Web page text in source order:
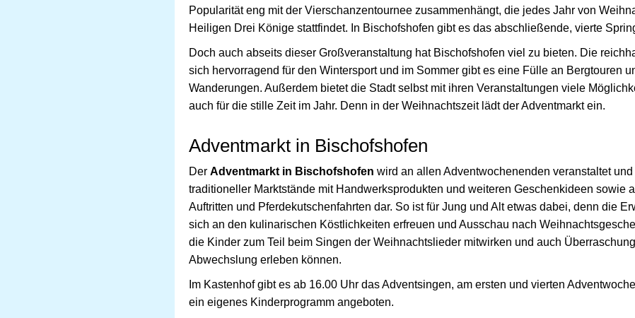
Popularität eng mit der Vierschanzentournee zusammenhängt, die jedes Jahr von
Heiligen Drei Könige stattfindet. In Bischofshofen gibt es das abschließende, vierte
Doch auch abseits dieser Großveranstaltung hat Bischofshofen viel zu bieten. Die
sich hervorragend für den Wintersport und im Sommer gibt es eine Fülle an Bergtouren
Wanderungen. Außerdem bietet die Stadt selbst mit ihren Veranstaltungen viele
auch für die stille Zeit im Jahr. Denn in der Weihnachtszeit lädt der Adventmarkt ein.
Adventmarkt in Bischofshofen
Der Adventmarkt in Bischofshofen wird an allen Adventwochenenden veranstaltet
traditioneller Marktstände mit Handwerksprodukten und weiteren Geschenkideen sowie
Auftritten und Pferdekutschenfahrten dar. So ist für Jung und Alt etwas dabei, denn die
sich an den kulinarischen Köstlichkeiten erfreuen und Ausschau nach
die Kinder zum Teil beim Singen der Weihnachtslieder mitwirken und auch
Abwechslung erleben können.
Im Kastenhof gibt es ab 16.00 Uhr das Adventsingen, am ersten und vierten
ein eigenes Kinderprogramm angeboten.